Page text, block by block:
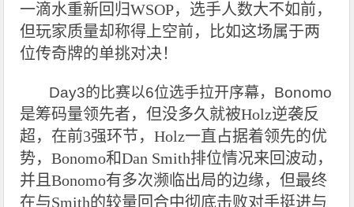
一滴水重新回归WSOP，选手人数大不如前，
但玩家质量却称得上空前，比如这场属于两
位传奇牌的单挑对决！
Day3的比赛以6位选手拉开序幕，Bonomo
是筹码量领先者，但没多久就被Holz逆袭反
超，在前3强环节，Holz一直占据着领先的优
势，Bonomo和Dan Smith排位情况来回波动，
并且Bonomo有多次濒临出局的边缘，但最终
在与Smith的较量回合中彻底击败对手挺进与